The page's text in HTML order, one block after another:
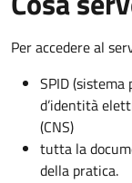
Per accedere al
SPID
d’identità
(CNS)
tutta la
della pratica.